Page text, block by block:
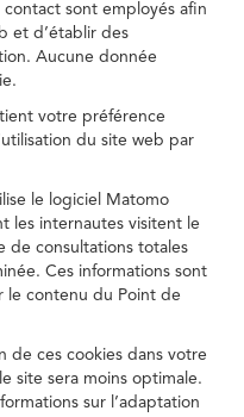
contact sont employés afin
et d’établir des
Aucune donnée
votre préférence
du site web par
le logiciel Matomo
les internautes visitent le
de consultations totales
Ces informations sont
le contenu du Point de
de ces cookies dans votre
site sera moins optimale.
sur l’adaptation